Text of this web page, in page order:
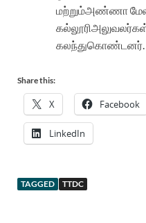
மற்றும்அண்ணா
கல்லூரி
கலந்துகொண்டனர்.
Share this:
X Facebook
LinkedIn
TAGGED TTDC